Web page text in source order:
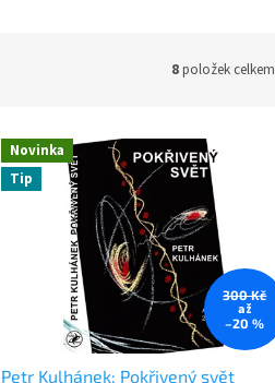
8položek celkem
Novinka
Tip
300 Kč
až
–20 %
Petr Kulhánek: Pokřivený svět